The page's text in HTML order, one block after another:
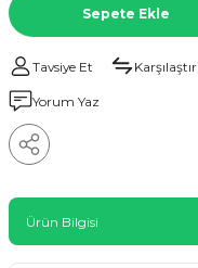
Sepete Ekle
Tavsiye Et Karşılaştır
Yorum Yaz
Ürün Bilgisi